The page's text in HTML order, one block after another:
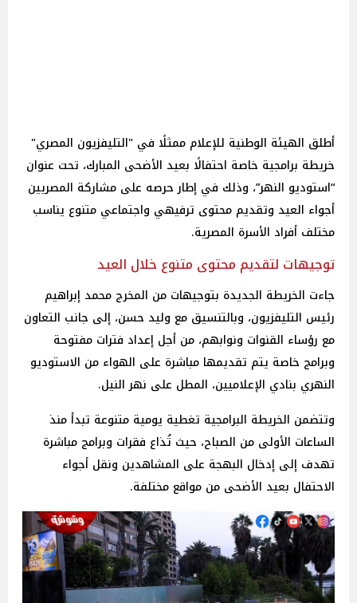
أطلق الهيئة الوطنية للإعلام ممثلًا في "التليفزيون المصري"
خريطة برامجية خاصة احتفالًا بعيد الأضحى المبارك، تحت عنوان
“استوديو النهر”، وذلك في إطار حرصه على مشاركة المصريين
أجواء العيد وتقديم محتوى ترفيهي واجتماعي متنوع يناسب
مختلف أفراد الأسرة المصرية.
توجيهات لتقديم محتوى متنوع خلال العيد
جاءت الخريطة الجديدة بتوجيهات من المخرج محمد إبراهيم
رئيس التليفزيون، وبالتنسيق مع وليد حسن، إلى جانب التعاون
مع رؤساء القنوات ونوابهم، من أجل إعداد فترات مفتوحة
وبرامج خاصة يتم تقديمها مباشرة على الهواء من الاستوديو
النهري بنادي الإعلاميين، المطل على نهر النيل.
وتتضمن الخريطة البرامجية تغطية يومية متنوعة تبدأ منذ
الساعات الأولى من الصباح، حيث تُذاع فقرات وبرامج مباشرة
تهدف إلى إدخال البهجة على المشاهدين ونقل أجواء
الاحتفال بعيد الأضحى من مواقع مختلفة.